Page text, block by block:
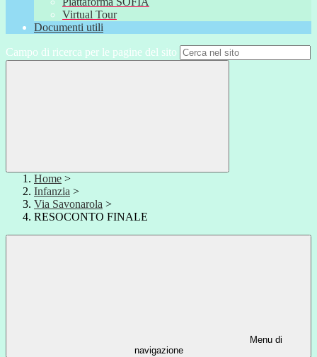
Virtual Tour
Documenti utili
Campo di ricerca per le pagine del sito
Home >
Infanzia >
Via Savonarola >
RESOCONTO FINALE
Menu di
navigazione